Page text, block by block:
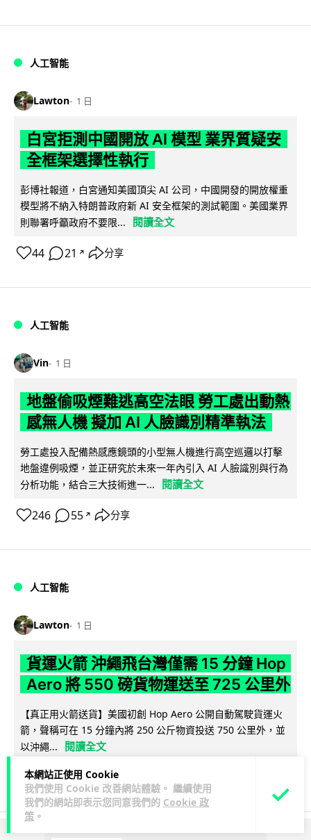
本網站正使用 Cookie
我們使用 Cookie 改善網站體驗。 繼續使用
我們的網站即表示您同意我們的 Cookie 政
策 。
人工智能
Lawton 1 日
白宮拒測中國開放 AI 模型 業界質疑安
全框架選擇性執行
彭博社報道，白宮通知美國頂尖 AI 公司，中國開發的開放權重
模型將不納入特朗普政府新 AI 安全框架的測試範圍。美國業界
則聯署呼籲政府不要限...
閱讀全文
44 21 ↗ 分享
人工智能
Vin 1 日
地盤偷吸煙難逃高空法眼 勞工處出動熱
感無人機 擬加 AI 人臉識別精準執法
勞工處投入配備熱感應鏡頭的小型無人機進行高空巡邏以打擊
地盤違例吸煙，並正研究於未來一年內引入 AI 人臉識別與行為
分析功能，結合三大技術進一...
閱讀全文
246 55 ↗ 分享
人工智能
Lawton 1 日
貨運火箭 沖繩飛台灣僅需 15 分鐘 Hop
Aero 將 550 磅貨物運送至 725 公里外
【真正用火箭送貨】美國初創 Hop Aero 公開自動駕駛貨運火
箭，聲稱可在 15 分鐘內將 250 公斤物資投送 750 公里外，並
以沖繩...
閱讀全文
52 6↗ 分享